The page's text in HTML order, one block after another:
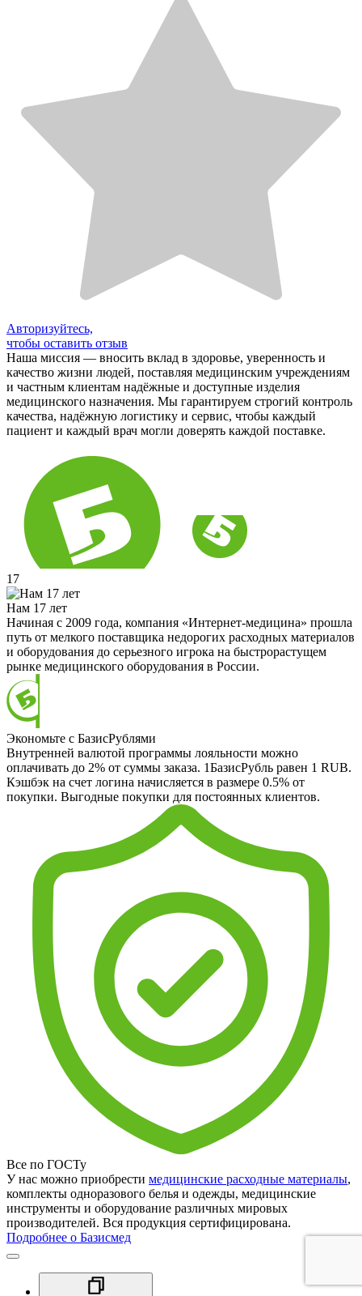
Авторизуйтесь,
чтобы оставить отзыв
Наша миссия — вносить вклад в здоровье, уверенность и
качество жизни людей, поставляя медицинским учреждениям
и частным клиентам надёжные и доступные изделия
медицинского назначения. Мы гарантируем строгий контроль
качества, надёжную логистику и сервис, чтобы каждый
пациент и каждый врач могли доверять каждой поставке.
17
Нам 17 лет
Начиная с 2009 года, компания «Интернет-медицина» прошла
путь от мелкого поставщика недорогих расходных материалов
и оборудования до серьезного игрока на быстрорастущем
рынке медицинского оборудования в России.
Экономьте с БазисРублями
Внутренней валютой программы лояльности можно
оплачивать до 2% от суммы заказа. 1БазисРубль равен 1 RUB.
Кэшбэк на счет логина начисляется в размере 0.5% от
покупки. Выгодные покупки для постоянных клиентов.
Все по ГОСТу
У нас можно приобрести медицинские расходные материалы,
комплекты одноразового белья и одежды, медицинские
инструменты и оборудование различных мировых
производителей. Вся продукция сертифицирована.
Подробнее о Базисмед